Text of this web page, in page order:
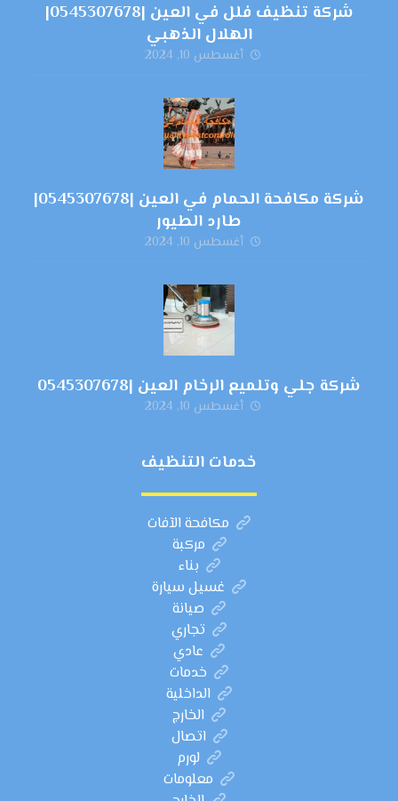
شركة تنظيف فلل في العين |0545307678|
الهلال الذهبي
أغسطس 10, 2024
شركة مكافحة الحمام في العين |0545307678|
طارد الطيور
أغسطس 10, 2024
شركة جلي وتلميع الرخام العين |0545307678
أغسطس 10, 2024
خدمات التنظيف
مكافحة الآفات
مركبة
بناء
غسيل سيارة
صيانة
تجاري
عادي
خدمات
الداخلية
الخارج
اتصال
لورم
معلومات